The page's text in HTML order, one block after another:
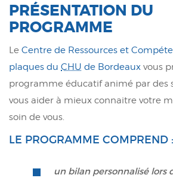
PRÉSENTATION DU
PROGRAMME
Le Centre de Ressources et
plaques du CHU de Bordeaux vous
programme éducatif animé par des
vous aider à mieux connaitre votre
soin de vous.
LE PROGRAMME COMPREND :
un bilan personnalisé lors